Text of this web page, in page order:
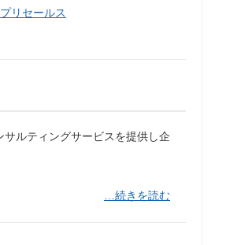
リセールス
ルティングサービスを提供し企
…続きを読む